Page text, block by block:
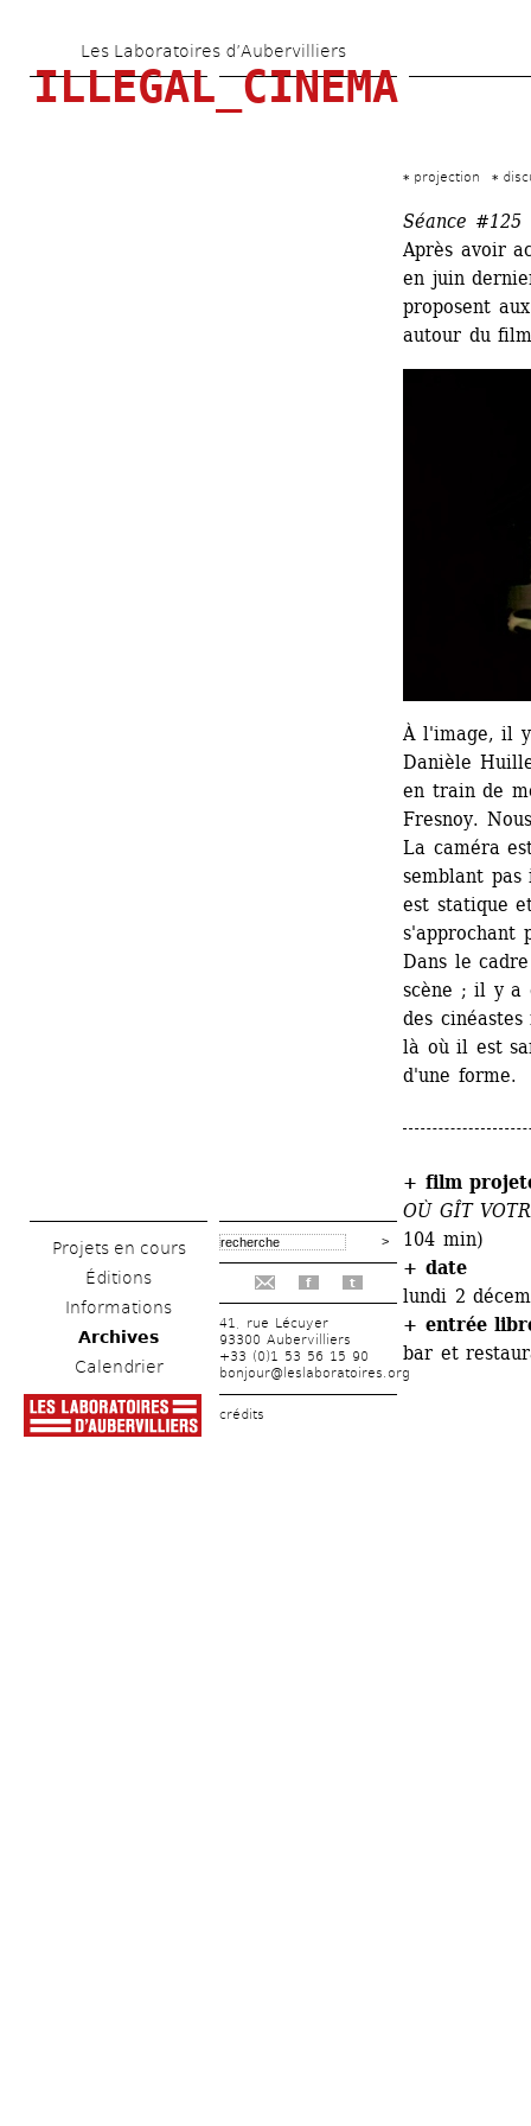
au
contenu
Les Laboratoires d’Aubervilliers
ILLEGAL_CINEMA
Projets en cours
Éditions
Informations
Archives
Calendrier
f t
41, rue Lécuyer
93300 Aubervilliers
+33 (0)1 53 56 15 90
bonjour@leslaboratoires.org
crédits
projection
Séance #125
Après avoir
en juin
proposent
autour du
À l'image, il
Danièle
en train de
Fresnoy.
La caméra
semblant
est statique
s'approchant
Dans le
scène ; il y a
des
là où il est
d'une forme.
+ film
OÙ GÎT
104 min)
+ date
lundi 2
+ entrée
bar et